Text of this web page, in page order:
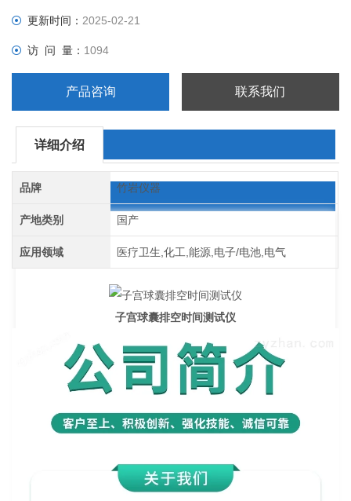
更新时间：2025-02-21
访 问 量： 1094
产品咨询 联系我们
详细介绍
品牌 竹岩仪器
产地类别 国产
应用领域 医疗卫生,化工,能源,电子/电池,电气
子宫球囊排空时间测试仪